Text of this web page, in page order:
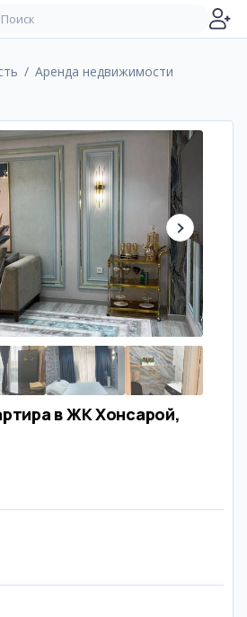
Аренда недвижимости
в ЖК Хонсарой,